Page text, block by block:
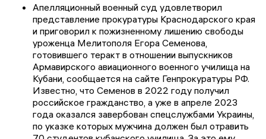
Апелляционный военный суд удовлетворил
представление прокуратуры Краснодарского края
и приговорил к пожизненному лишению свободы
уроженца Мелитополя Егора Семенова,
готовившего теракт в отношении выпускников
Армавирского авиационного военного училища на
Кубани, сообщается на сайте Генпрокуратуры РФ.
Известно, что Семенов в 2022 году получил
российское гражданство, а уже в апреле 2023
года оказался завербован спецслужбами Украины,
по указке которых мужчина должен был отравить